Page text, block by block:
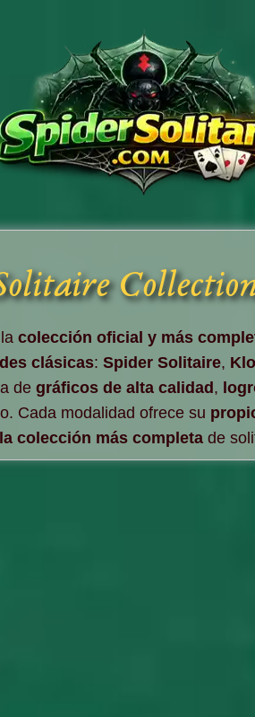
colección oficial y más
clásicas: Spider Solitaire,
de gráficos de alta calidad ,
Cada modalidad ofrece su
la colección más completa de